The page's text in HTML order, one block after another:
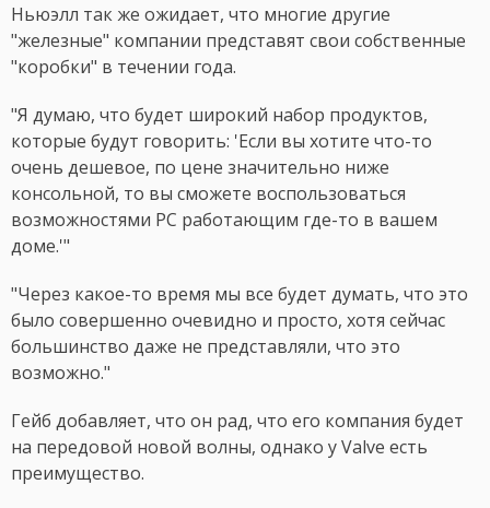
Ньюэлл так же ожидает, что многие другие
"железные" компании представят свои собственные
"коробки" в течении года.
"Я думаю, что будет широкий набор продуктов,
которые будут говорить: 'Если вы хотите что-то
очень дешевое, по цене значительно ниже
консольной, то вы сможете воспользоваться
возможностями PC работающим где-то в вашем
доме.'"
"Через какое-то время мы все будет думать, что это
было совершенно очевидно и просто, хотя сейчас
большинство даже не представляли, что это
возможно."
Гейб добавляет, что он рад, что его компания будет
на передовой новой волны, однако у Valve есть
преимущество.